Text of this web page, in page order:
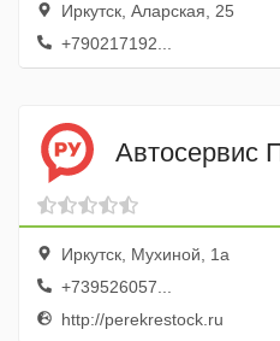
Иркутск, Аларская, 25
+790217192...
Автосервис
Иркутск, Мухиной, 1а
+739526057...
http://perekrestock.ru